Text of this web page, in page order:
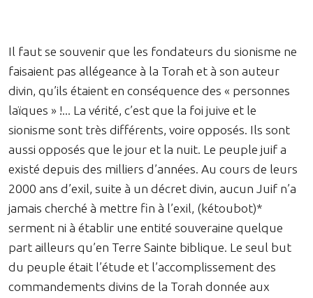
Il faut se souvenir que les fondateurs du sionisme ne
faisaient pas allégeance à la Torah et à son auteur
divin, qu’ils étaient en conséquence des « personnes
laïques » !... La vérité, c’est que la foi juive et le
sionisme sont très différents, voire opposés. Ils sont
aussi opposés que le jour et la nuit. Le peuple juif a
existé depuis des milliers d’années. Au cours de leurs
2000 ans d’exil, suite à un décret divin, aucun Juif n’a
jamais cherché à mettre fin à l’exil, (kétoubot)*
serment ni à établir une entité souveraine quelque
part ailleurs qu’en Terre Sainte biblique. Le seul but
du peuple était l’étude et l’accomplissement des
commandements divins de la Torah donnée aux